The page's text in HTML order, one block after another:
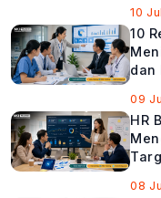
10
10
dan
09
HR
08